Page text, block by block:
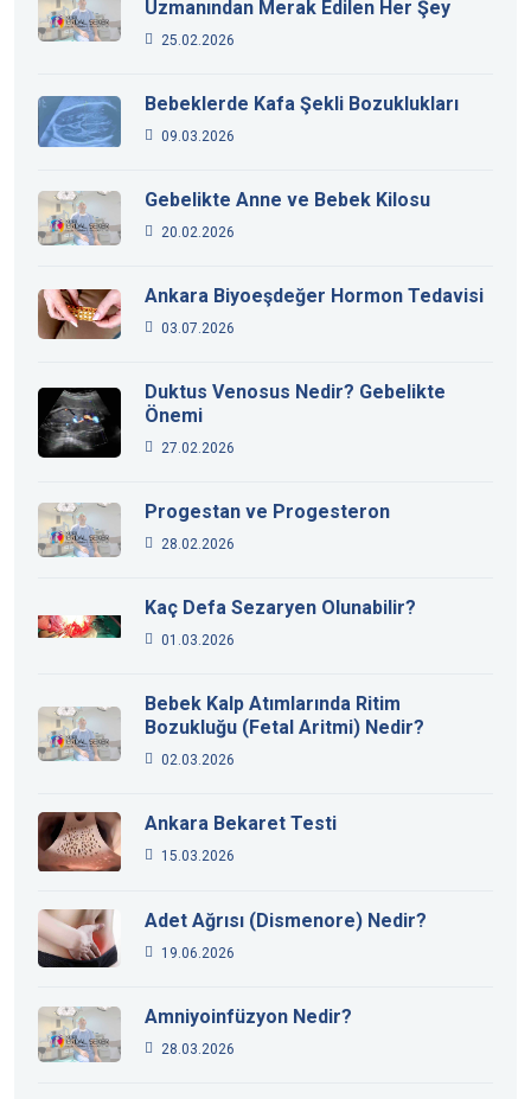
Uzmanından Merak Edilen Her Şey
25.02.2026
Bebeklerde Kafa Şekli Bozuklukları
09.03.2026
Gebelikte Anne ve Bebek Kilosu
20.02.2026
Ankara Biyoeşdeğer Hormon Tedavisi
03.07.2026
Duktus Venosus Nedir? Gebelikte
Önemi
27.02.2026
Progestan ve Progesteron
28.02.2026
Kaç Defa Sezaryen Olunabilir?
01.03.2026
Bebek Kalp Atımlarında Ritim
Bozukluğu (Fetal Aritmi) Nedir?
02.03.2026
Ankara Bekaret Testi
15.03.2026
Adet Ağrısı (Dismenore) Nedir?
19.06.2026
Amniyoinfüzyon Nedir?
28.03.2026